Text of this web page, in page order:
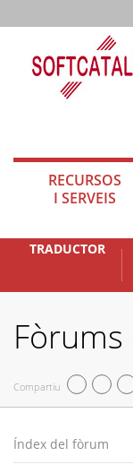
RECURSOS
I SERVEIS
TRADUCTOR
Fòrums
Compartiu
Índex del fòrum